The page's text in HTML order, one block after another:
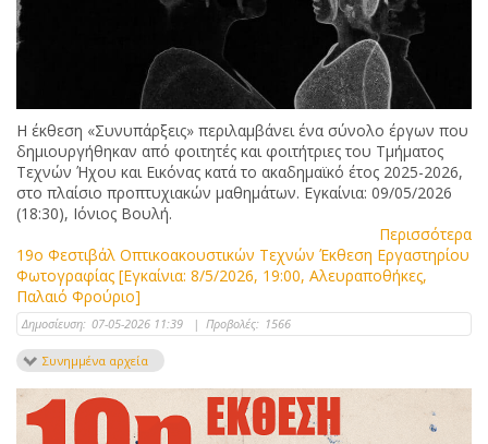
Η έκθεση «Συνυπάρξεις» περιλαμβάνει ένα σύνολο έργων που
δημιουργήθηκαν από φοιτητές και φοιτήτριες του Τμήματος
Τεχνών Ήχου και Εικόνας κατά το ακαδημαϊκό έτος 2025-2026,
στο πλαίσιο προπτυχιακών μαθημάτων. Εγκαίνια: 09/05/2026
(18:30), Ιόνιος Βουλή.
Περισσότερα
19ο Φεστιβάλ Οπτικοακουστικών Τεχνών Έκθεση Εργαστηρίου
Φωτογραφίας [Εγκαίνια: 8/5/2026, 19:00, Αλευραποθήκες,
Παλαιό Φρούριο]
Δημοσίευση: 07-05-2026 11:39 | Προβολές: 1566
Συνημμένα αρχεία